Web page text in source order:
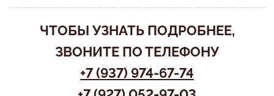
ЧТОБЫ УЗНАТЬ ПОДРОБНЕЕ,
ЗВОНИТЕ ПО ТЕЛЕФОНУ
+7 (937) 974-67-74